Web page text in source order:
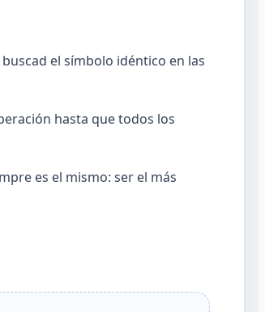
el símbolo idéntico en las
hasta que todos los
es el mismo: ser el más